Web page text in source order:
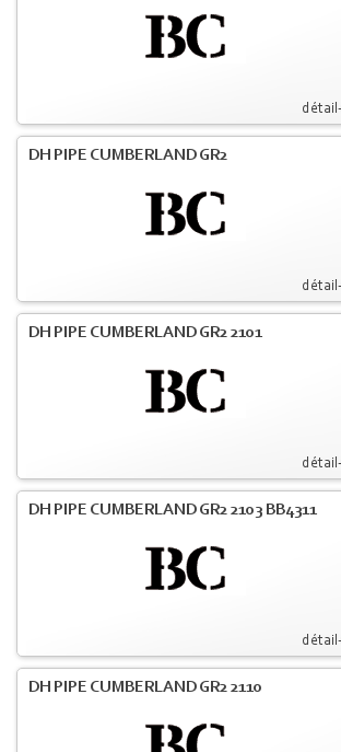
DH PIPE CUMBERLAND GR2
DH PIPE CUMBERLAND GR2 2101
DH PIPE CUMBERLAND GR2 2103 BB4311
DH PIPE CUMBERLAND GR2 2110